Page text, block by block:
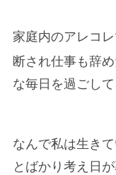
家庭内のアレコ
断され仕事も辞
な毎日を過ごして
なんで私は生き
とばかり考え日が